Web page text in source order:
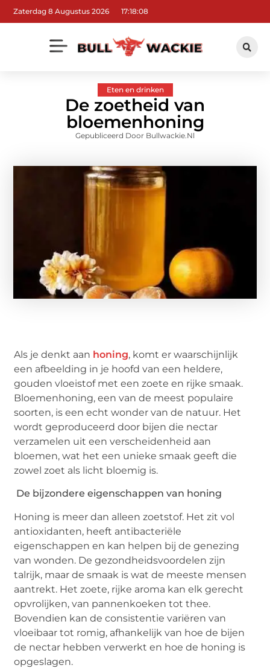
Zaterdag 8 Augustus 2026 17:18:08
Eten en drinken
De zoetheid van
bloemenhoning
Gepubliceerd Door Bullwackie.nl
Als je denkt aan honing, komt er waarschijnlijk
een afbeelding in je hoofd van een heldere,
gouden vloeistof met een zoete en rijke smaak.
Bloemenhoning, een van de meest populaire
soorten, is een echt wonder van de natuur. Het
wordt geproduceerd door bijen die nectar
verzamelen uit een verscheidenheid aan
bloemen, wat het een unieke smaak geeft die
zowel zoet als licht bloemig is.
De bijzondere eigenschappen van honing
Honing is meer dan alleen zoetstof. Het zit vol
antioxidanten, heeft antibacteriële
eigenschappen en kan helpen bij de genezing
van wonden. De gezondheidsvoordelen zijn
talrijk, maar de smaak is wat de meeste mensen
aantrekt. Het zoete, rijke aroma kan elk gerecht
opvrolijken, van pannenkoeken tot thee.
Bovendien kan de consistentie variëren van
vloeibaar tot romig, afhankelijk van hoe de bijen
de nectar hebben verwerkt en hoe de honing is
opgeslagen.